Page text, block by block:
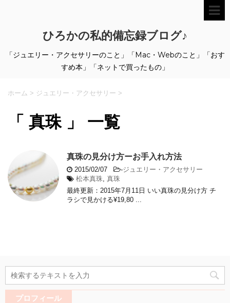
ひろかの私的備忘録ブログ♪
「ジュエリー・アクセサリーのこと」「Mac・Webのこと」「おす
すめ本」「ネットで買ったもの」
ホーム > ジュエリー・アクセサリー >
「 真珠 」 一覧
真珠の見分け方ーお手入れ方法
2015/02/07 -ジュエリー・アクセサリー
松本真珠 真珠
最終更新：2015年7月11日 いい真珠の見分け方 チ
ラシで見かける¥19,80 ...
プロフィール